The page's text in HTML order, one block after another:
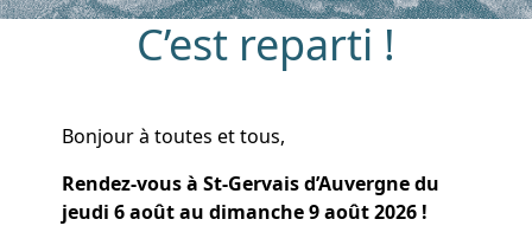
C’est reparti !
Bonjour à toutes et tous,
Rendez-vous à St-Gervais d’Auvergne du
jeudi 6 août au dimanche 9 août 2026 !